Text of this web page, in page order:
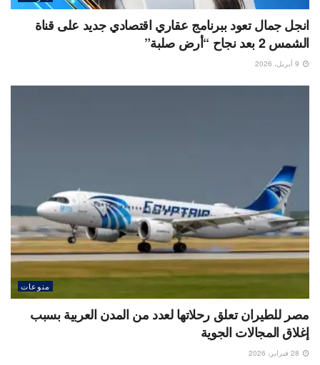
انجل جمال تعود ببرنامج عقاري اقتصادي جديد على قناة
الشمس 2 بعد نجاح “أرض صلبة”
منوعات
مصر للطيران تعلق رحلاتها لعدد من المدن العربية بسبب
إغلاق المجالات الجوية